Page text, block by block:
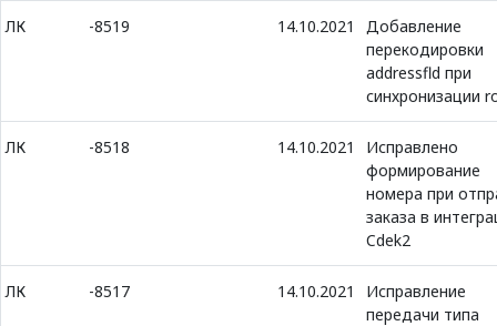
ЛК -8519 14.10.2021
Добавление
перекодировки
addressfld при
синхронизации
ЛК -8518 14.10.2021
Исправлено
формирование
номера при
заказа в
Cdek2
ЛК -8517 14.10.2021
Исправление
передачи типа